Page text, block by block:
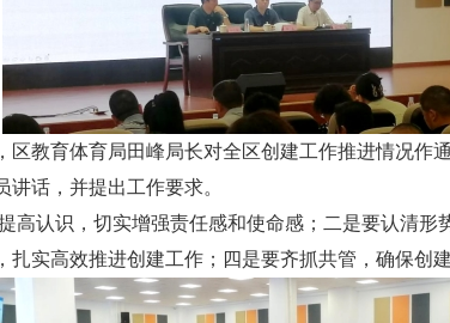
区教育体育局田峰局长对全区创建工作推进情况作
讲话，并提出工作要求。
高认识，切实增强责任感和使命感；二是要认清形
扎实高效推进创建工作；四是要齐抓共管，确保创